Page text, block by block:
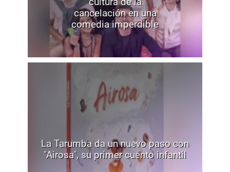
cancelación en una
comedia imperdible
La Tarumba da un nuevo paso con
"Airosa", su primer cuento infantil